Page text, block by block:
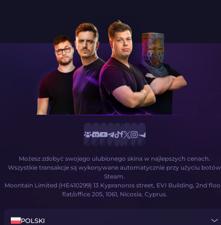
Możesz zdobyć swojego ulubionego skina w najlepszych cenach.
Wszystkie transakcje są wykonywane automatycznie przy użyciu botów
Steam.
Moontain Limited (HE410299) 13 Kypranoros street, EVI Building, 2nd
flat/office 205, 1061, Nicosia, Cyprus.
POLSKI